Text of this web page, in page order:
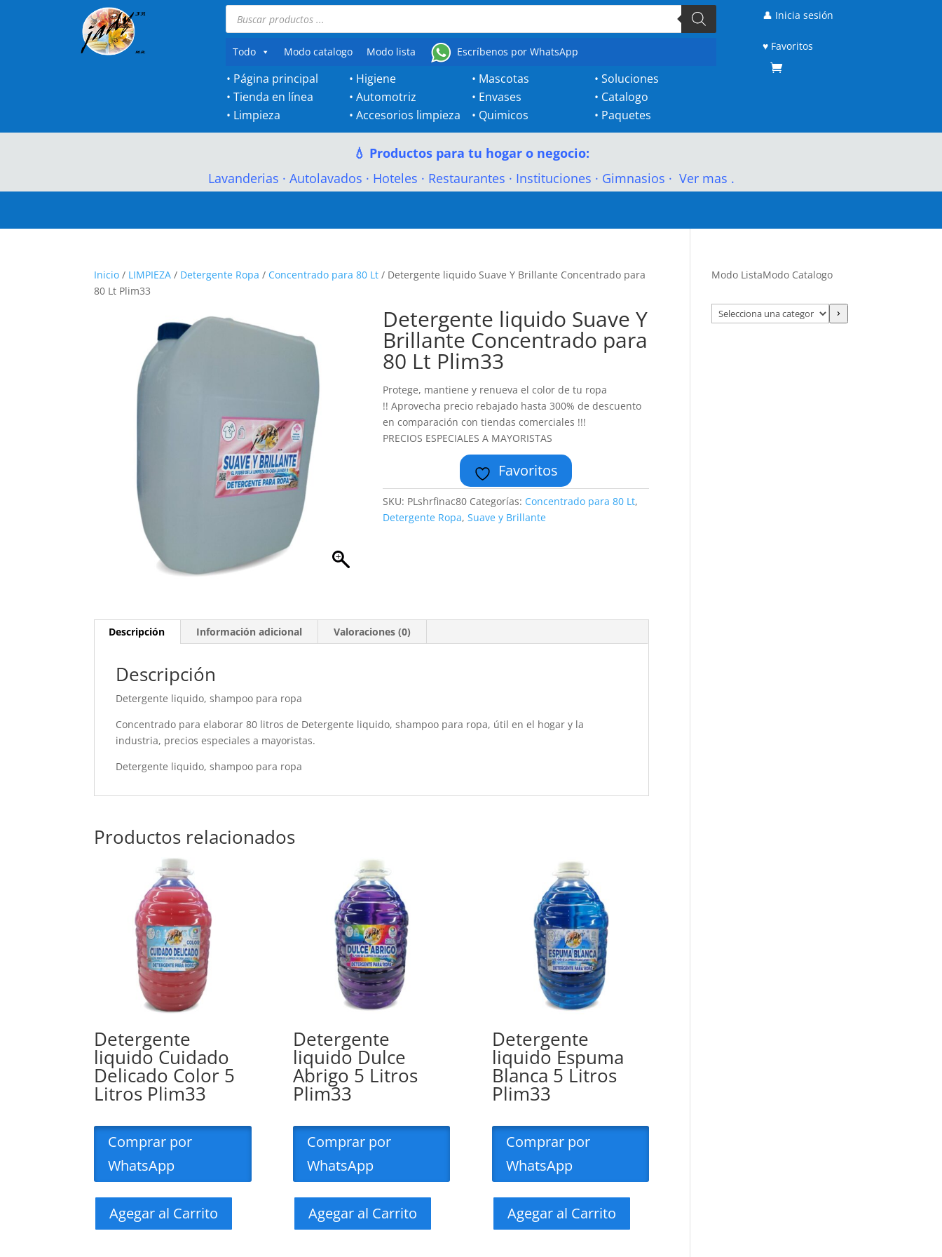
Búsqueda
productos
Todo
Modo catalogo Modo lista Escríbenos por WhatsApp
• Página principal
•Tienda en línea
• Limpieza
• Higiene
•Automotriz
•Accesorios limpieza
• Mascotas
• Envases
• Quimicos
•Soluciones
• Catalogo
• Paquetes
👤 Inicia sesión
♥ Favoritos
💧 Productos para tu hogar o negocio:
Lavanderias · Autolavados · Hoteles · Restaurantes · Instituciones · Gimnasios · Ver mas .
Inicio / LIMPIEZA / Detergente Ropa / Concentrado para 80 Lt / Detergente liquido Suave Y Brillante Concentrado para
80 Lt Plim33
Detergente liquido Suave Y
Brillante Concentrado para
80 Lt Plim33
Protege, mantiene y renueva el color de tu ropa
!! Aprovecha precio rebajado hasta 300% de descuento
en comparación con tiendas comerciales !!!
PRECIOS ESPECIALES A MAYORISTAS
Favoritos
SKU: PLshrfinac80 Categorías: Concentrado para 80 Lt,
Detergente Ropa,Suave y Brillante
Descripción Información adicional Valoraciones (0)
Descripción
Detergente liquido, shampoo para ropa
Concentrado para elaborar 80 litros de Detergente liquido, shampoo para ropa, útil en el hogar y la
industria, precios especiales a mayoristas.
Detergente liquido, shampoo para ropa
Productos relacionados
Detergente
liquido Cuidado
Delicado Color 5
Litros Plim33
Comprar por
WhatsApp
Agegar al Carrito
Detergente
liquido Dulce
Abrigo 5 Litros
Plim33
Comprar por
WhatsApp
Agegar al Carrito
Detergente
liquido Espuma
Blanca 5 Litros
Plim33
Comprar por
WhatsApp
Agegar al Carrito
Modo ListaModo Catalogo
Selecciona
una